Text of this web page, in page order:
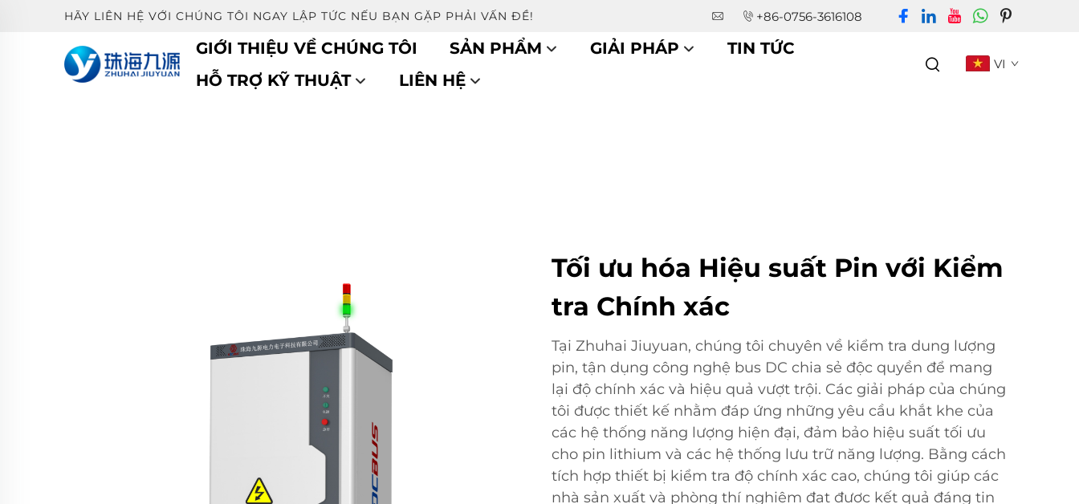
HÃY LIÊN HỆ VỚI CHÚNG TÔI NGAY LẬP TỨC NẾU BẠN GẶP PHẢI VẤN ĐỀ! +86-0756-3616108
GIỚI THIỆU VỀ CHÚNG TÔI SẢN PHẨM GIẢI PHÁP
TIN TỨC
HỖ TRỢ KỸ THUẬT
LIÊN HỆ
VI
Tối ưu hóa Hiệu suất Pin với Kiểm
tra Chính xác
Tại Zhuhai Jiuyuan, chúng tôi chuyên về kiểm tra dung lượng
pin, tận dụng công nghệ bus DC chia sẻ độc quyền để mang
lại độ chính xác và hiệu quả vượt trội. Các giải pháp của chúng
tôi được thiết kế nhằm đáp ứng những yêu cầu khắt khe của
các hệ thống năng lượng hiện đại, đảm bảo hiệu suất tối ưu
cho pin lithium và các hệ thống lưu trữ năng lượng. Bằng cách
tích hợp thiết bị kiểm tra độ chính xác cao, chúng tôi giúp các
nhà sản xuất và phòng thí nghiệm đạt được kết quả đáng tin